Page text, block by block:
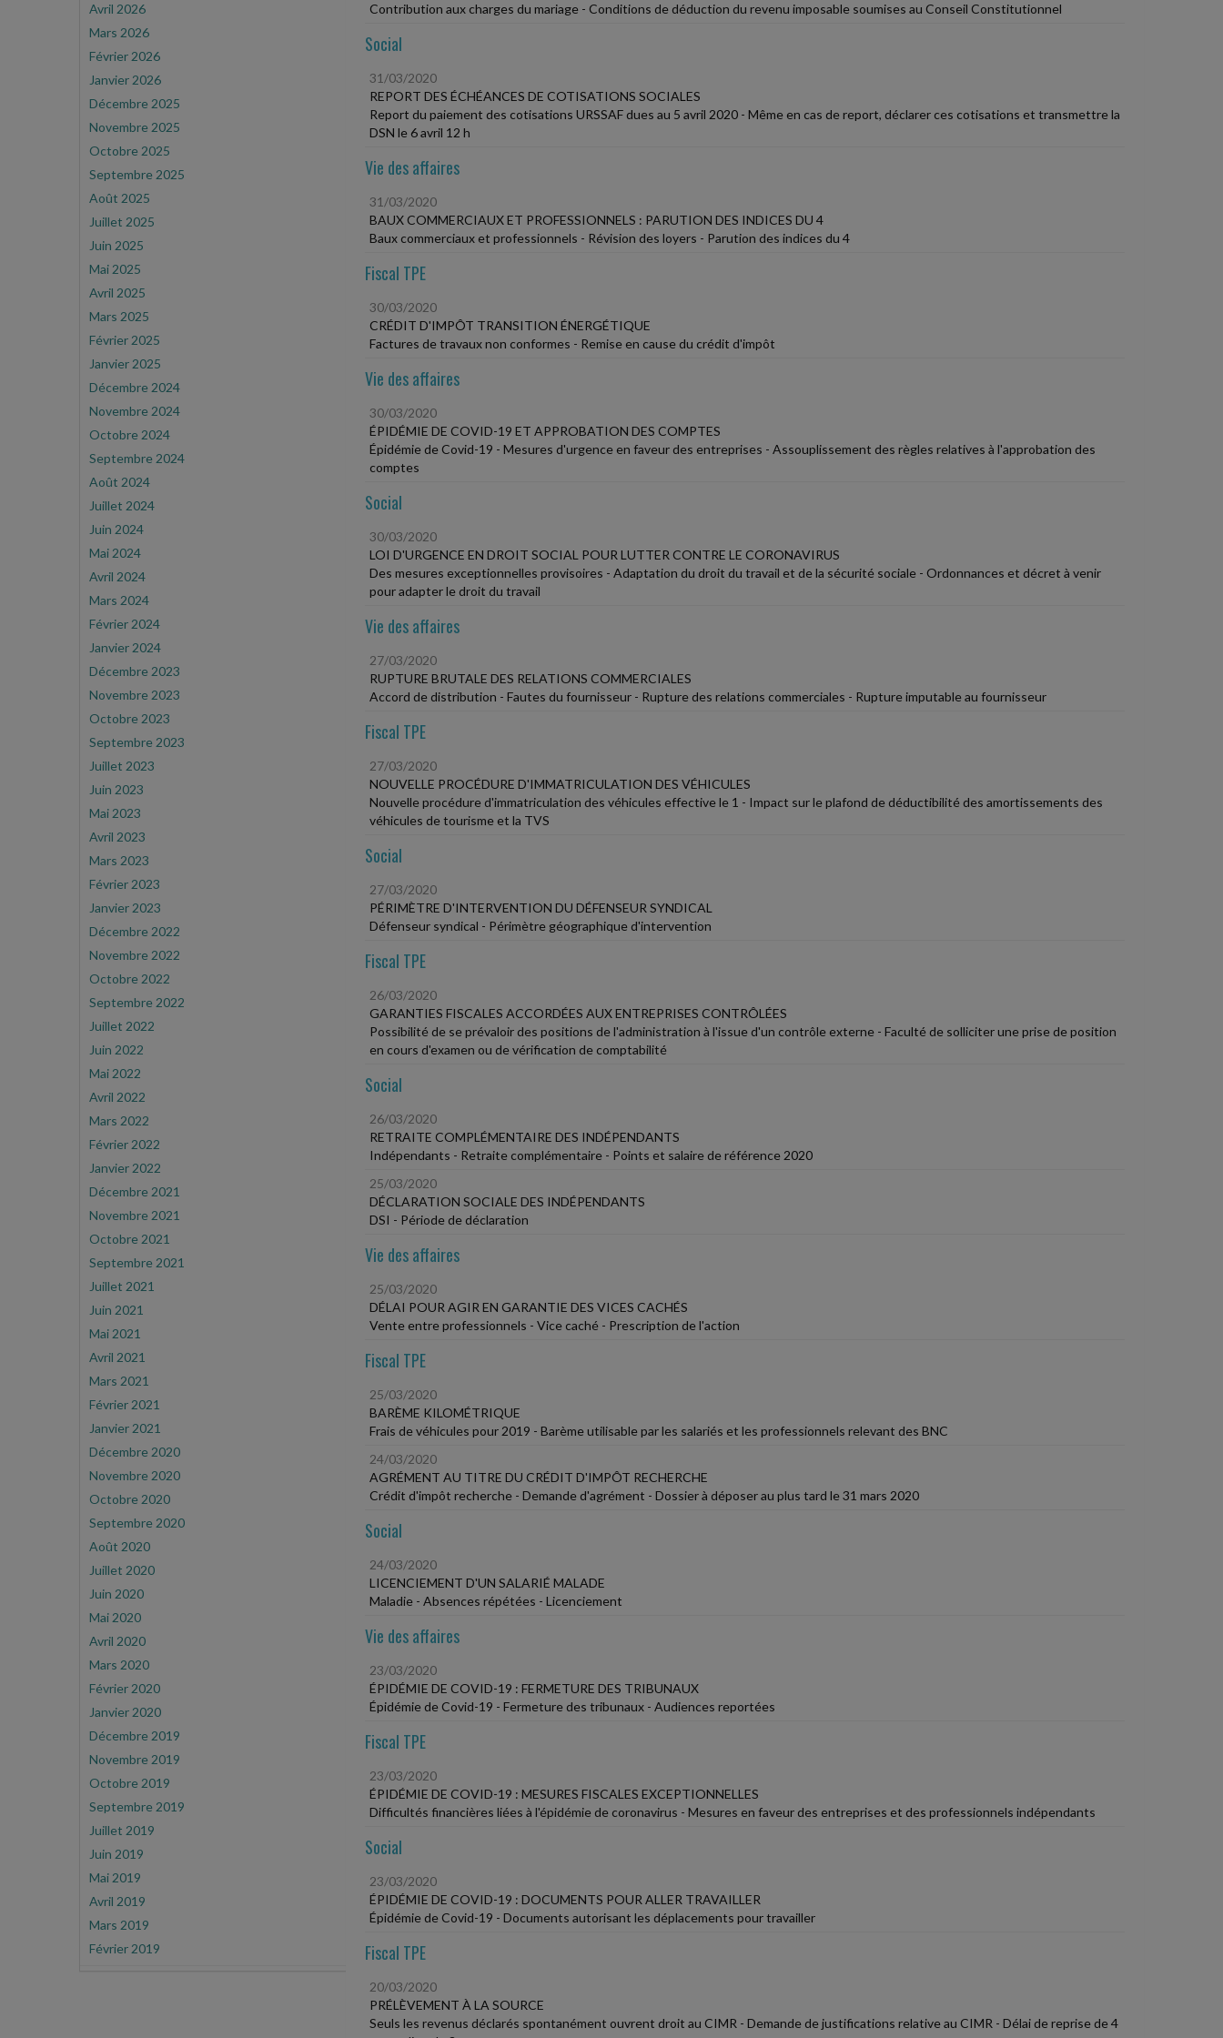
Avril 2026
Mars 2026
Février 2026
Janvier 2026
Décembre 2025
Novembre 2025
Octobre 2025
Septembre 2025
Août 2025
Juillet 2025
Juin 2025
Mai 2025
Avril 2025
Mars 2025
Février 2025
Janvier 2025
Décembre 2024
Novembre 2024
Octobre 2024
Septembre 2024
Août 2024
Juillet 2024
Juin 2024
Mai 2024
Avril 2024
Mars 2024
Février 2024
Janvier 2024
Décembre 2023
Novembre 2023
Octobre 2023
Septembre 2023
Juillet 2023
Juin 2023
Mai 2023
Avril 2023
Mars 2023
Février 2023
Janvier 2023
Décembre 2022
Novembre 2022
Octobre 2022
Septembre 2022
Juillet 2022
Juin 2022
Mai 2022
Avril 2022
Mars 2022
Février 2022
Janvier 2022
Décembre 2021
Novembre 2021
Octobre 2021
Septembre 2021
Juillet 2021
Juin 2021
Mai 2021
Avril 2021
Mars 2021
Février 2021
Janvier 2021
Décembre 2020
Novembre 2020
Octobre 2020
Septembre 2020
Août 2020
Juillet 2020
Juin 2020
Mai 2020
Avril 2020
Mars 2020
Février 2020
Janvier 2020
Décembre 2019
Novembre 2019
Octobre 2019
Septembre 2019
Juillet 2019
Juin 2019
Mai 2019
Avril 2019
Mars 2019
Février 2019
Contribution aux charges du mariage - Conditions de déduction du revenu imposable soumises au Conseil Constitutionnel
Social
31/03/2020
REPORT DES ÉCHÉANCES DE COTISATIONS SOCIALES
Report du paiement des cotisations URSSAF dues au 5 avril 2020 - Même en cas de report, déclarer ces cotisations et transmettre la
DSN le 6 avril 12 h
Vie des affaires
31/03/2020
BAUX COMMERCIAUX ET PROFESSIONNELS : PARUTION DES INDICES DU 4
Baux commerciaux et professionnels - Révision des loyers - Parution des indices du 4
Fiscal TPE
30/03/2020
CRÉDIT D'IMPÔT TRANSITION ÉNERGÉTIQUE
Factures de travaux non conformes - Remise en cause du crédit d'impôt
Vie des affaires
30/03/2020
ÉPIDÉMIE DE COVID-19 ET APPROBATION DES COMPTES
Épidémie de Covid-19 - Mesures d'urgence en faveur des entreprises - Assouplissement des règles relatives à l'approbation des
comptes
Social
30/03/2020
LOI D'URGENCE EN DROIT SOCIAL POUR LUTTER CONTRE LE CORONAVIRUS
Des mesures exceptionnelles provisoires - Adaptation du droit du travail et de la sécurité sociale - Ordonnances et décret à venir
pour adapter le droit du travail
Vie des affaires
27/03/2020
RUPTURE BRUTALE DES RELATIONS COMMERCIALES
Accord de distribution - Fautes du fournisseur - Rupture des relations commerciales - Rupture imputable au fournisseur
Fiscal TPE
27/03/2020
NOUVELLE PROCÉDURE D'IMMATRICULATION DES VÉHICULES
Nouvelle procédure d'immatriculation des véhicules effective le 1 - Impact sur le plafond de déductibilité des amortissements des
véhicules de tourisme et la TVS
Social
27/03/2020
PÉRIMÈTRE D'INTERVENTION DU DÉFENSEUR SYNDICAL
Défenseur syndical - Périmètre géographique d'intervention
Fiscal TPE
26/03/2020
GARANTIES FISCALES ACCORDÉES AUX ENTREPRISES CONTRÔLÉES
Possibilité de se prévaloir des positions de l'administration à l'issue d'un contrôle externe - Faculté de solliciter une prise de position
en cours d'examen ou de vérification de comptabilité
Social
26/03/2020
RETRAITE COMPLÉMENTAIRE DES INDÉPENDANTS
Indépendants - Retraite complémentaire - Points et salaire de référence 2020
25/03/2020
DÉCLARATION SOCIALE DES INDÉPENDANTS
DSI - Période de déclaration
Vie des affaires
25/03/2020
DÉLAI POUR AGIR EN GARANTIE DES VICES CACHÉS
Vente entre professionnels - Vice caché - Prescription de l'action
Fiscal TPE
25/03/2020
BARÈME KILOMÉTRIQUE
Frais de véhicules pour 2019 - Barème utilisable par les salariés et les professionnels relevant des BNC
24/03/2020
AGRÉMENT AU TITRE DU CRÉDIT D'IMPÔT RECHERCHE
Crédit d'impôt recherche - Demande d'agrément - Dossier à déposer au plus tard le 31 mars 2020
Social
24/03/2020
LICENCIEMENT D'UN SALARIÉ MALADE
Maladie - Absences répétées - Licenciement
Vie des affaires
23/03/2020
ÉPIDÉMIE DE COVID-19 : FERMETURE DES TRIBUNAUX
Épidémie de Covid-19 - Fermeture des tribunaux - Audiences reportées
Fiscal TPE
23/03/2020
ÉPIDÉMIE DE COVID-19 : MESURES FISCALES EXCEPTIONNELLES
Difficultés financières liées à l'épidémie de coronavirus - Mesures en faveur des entreprises et des professionnels indépendants
Social
23/03/2020
ÉPIDÉMIE DE COVID-19 : DOCUMENTS POUR ALLER TRAVAILLER
Épidémie de Covid-19 - Documents autorisant les déplacements pour travailler
Fiscal TPE
20/03/2020
PRÉLÈVEMENT À LA SOURCE
Seuls les revenus déclarés spontanément ouvrent droit au CIMR - Demande de justifications relative au CIMR - Délai de reprise de 4